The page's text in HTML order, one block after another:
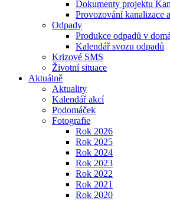
Dokumenty projektu
Provozování kanalizace
Odpady
Produkce odpadů v
Kalendář svozu odpadů
Krizové SMS
Životní situace
Aktuálně
Aktuality
Kalendář akcí
Podomáček
Fotografie
Rok 2026
Rok 2025
Rok 2024
Rok 2023
Rok 2022
Rok 2021
Rok 2020